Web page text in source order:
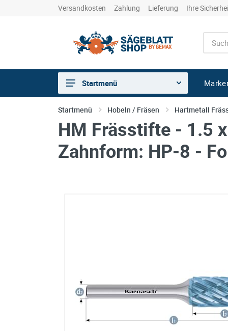
Versandkosten Zahlung Lieferung Ihre
Sägen
Trennen
Bohren
Schleifen
Startmenü
Startmenü Hobeln / Fräsen Hartmetall
HM Frässtifte - 1.5
Zahnform: HP-8 -